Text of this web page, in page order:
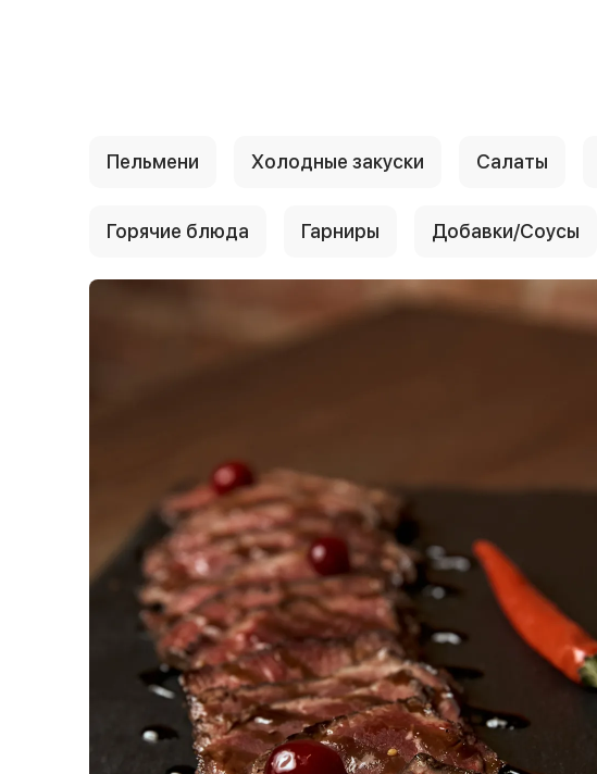
Пельмени Холодные закуски Салаты
Горячие блюда Гарниры Добавки/Соусы